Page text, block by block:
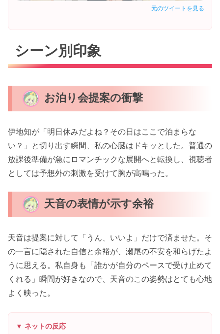
元のツイートを見る
シーン別印象
お泊り会提案の衝撃
伊地知が「明日休みだよね？その日はここで泊まらな
い？」と切り出す瞬間、私の心臓はドキッとした。普通の
放課後準備が急にロマンチックな展開へと転換し、視聴者
としては予想外の刺激を受けて胸が高鳴った。
天音の表情が示す余裕
天音は提案に対して「うん、いいよ」だけで済ませた。そ
の一言に隠された自信と余裕が、瀬尾の不安を和らげたよ
うに思える。私自身も「誰かが自分のペースで受け止めて
くれる」瞬間が好きなので、天音のこの姿勢はとても心地
よく映った。
▼ ネットの反応